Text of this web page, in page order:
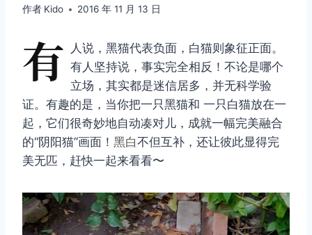
作者 Kido 2016 年 11 月 13 日
有
人说，黑猫代表负面，白猫则象征正面。
有人坚持说，事实完全相反！不论是哪个
立场，其实都是迷信居多，并无科学验
证。有趣的是，当你把一只黑猫和 一只白猫放在一
起，它们很奇妙地自动凑对儿，成就一幅完美融合
的“阴阳猫”画面！ 黑白不但互补，还让彼此显得完
美无匹，赶快一起来看看〜